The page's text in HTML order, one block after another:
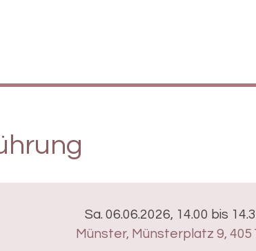
Sa. 06.06.2026, 14.00 bis
Münster, Münsterplatz 9,